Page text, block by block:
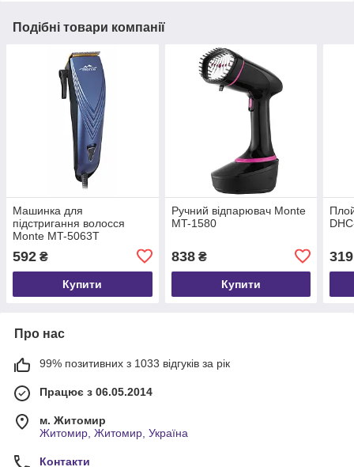
Подібні товари компанії
Машинка для
підстригання волосся
Monte MT-5063Т
592 ₴
Купити
Ручний відпарювач Monte
MT-1580
838₴
Купити
319
Про нас
99% позитивних з 1033 відгуків за рік
Працює з 06.05.2014
м. Житомир
Житомир, Житомир, Україна
Контакти